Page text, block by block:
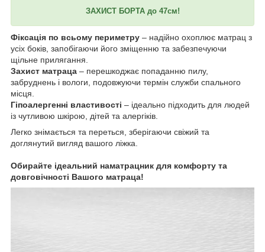
ЗАХИСТ БОРТА до 47см!
Фіксація по всьому периметру – надійно охоплює матрац з
усіх боків, запобігаючи його зміщенню та забезпечуючи
щільне прилягання.
Захист матраца – перешкоджає попаданню пилу,
забруднень і вологи, подовжуючи термін служби спального
місця.
Гіпоалергенні властивості – ідеально підходить для людей
із чутливою шкірою, дітей та алергіків.
Легко знімається та переться, зберігаючи свіжий та
доглянутий вигляд вашого ліжка.
Обирайте ідеальний наматрацник для комфорту та
довговічності Вашого матраца!